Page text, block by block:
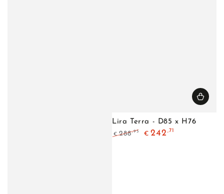
Lira Terra - D85 x H76
€ 288,95 € 242 ,71